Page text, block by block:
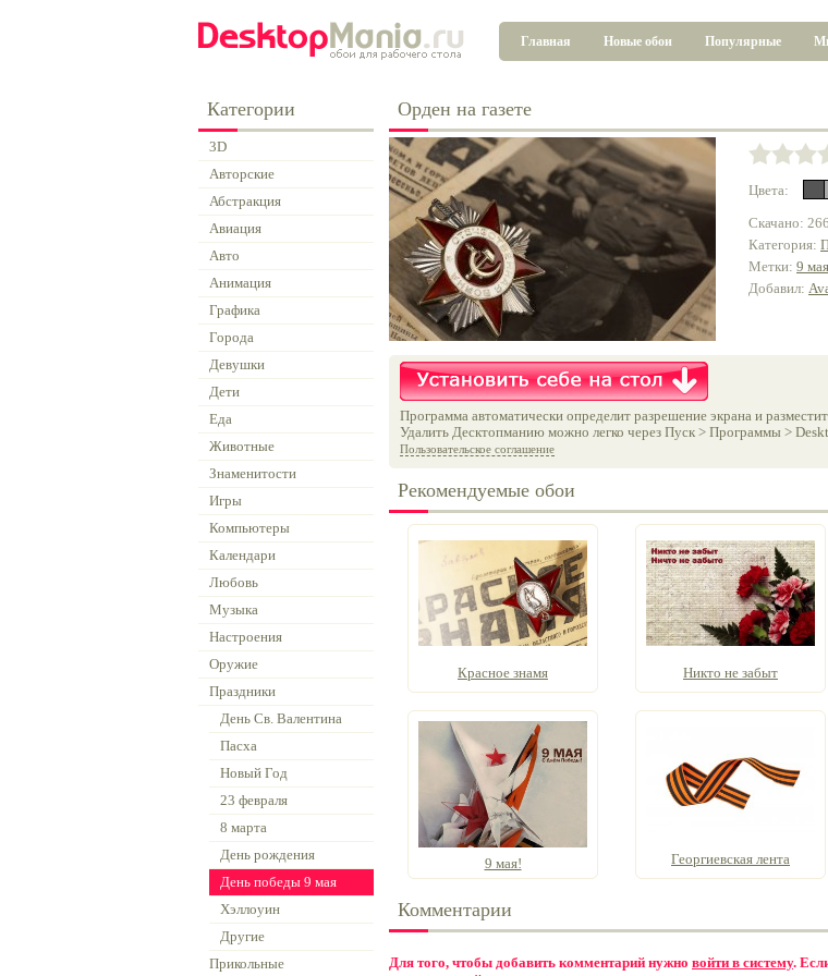
Главная Новые обои Популярные
Категории
3D
Авторские
Абстракция
Авиация
Авто
Анимация
Графика
Города
Девушки
Дети
Еда
Животные
Знаменитости
Игры
Компьютеры
Календари
Любовь
Музыка
Настроения
Оружие
Праздники
День Св. Валентина
Пасха
Новый Год
23 февраля
8 марта
День рождения
День победы 9 мая
Хэллоуин
Другие
Прикольные
Орден на газете
Цвета:
Скачано: 266
Категория:
Метки: 9 мая
Добавил:
Программа автоматически определит разрешение экрана и
Удалить Десктопманию можно легко через Пуск > Программы >
Пользовательское соглашение
Рекомендуемые обои
Красное знамя Никто не забыт
9 мая! Георгиевская лента
Комментарии
Для того, чтобы добавить комментарий нужно войти в систему.